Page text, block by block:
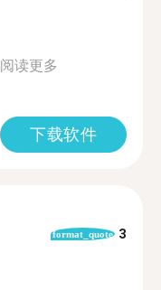
阅读更多
下载软件
format_quote 3